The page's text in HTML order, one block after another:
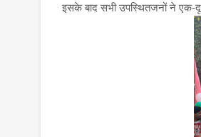
इसके बाद सभी उपस्थितजनों ने एक-